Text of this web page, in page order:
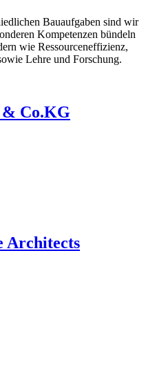
Bauaufgaben sind wir
Kompetenzen bündeln
wie Ressourceneffizienz,
Lehre und Forschung.
Co.KG
Architects